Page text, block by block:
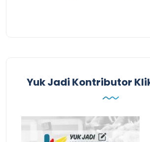
Yuk Jadi Kontributor